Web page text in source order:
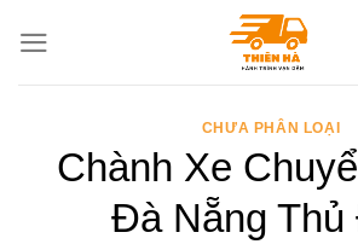
CHƯA PHÂN LOẠI
Chành Xe
Đà Nẵng